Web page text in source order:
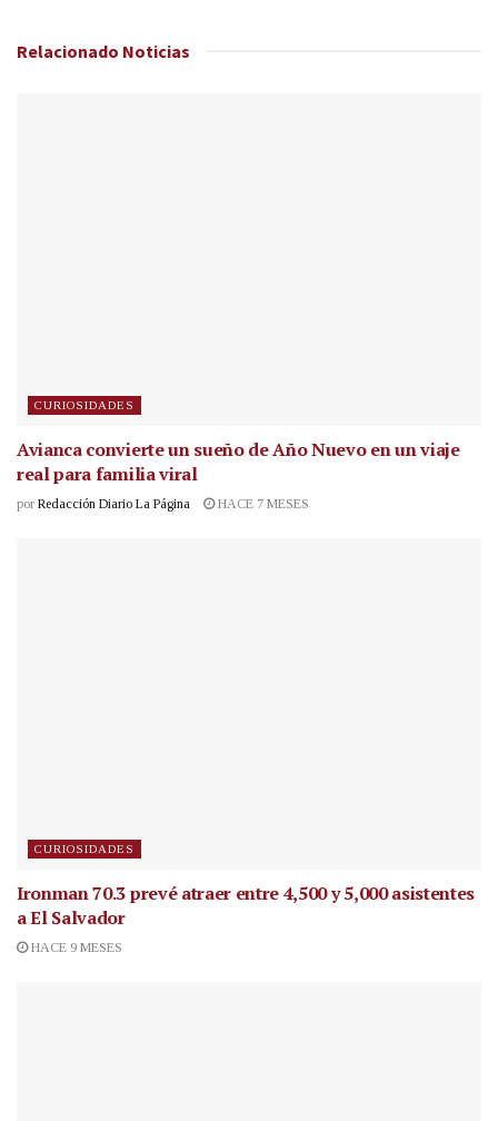
Relacionado Noticias
CURIOSIDADES
Avianca convierte un sueño de Año Nuevo en un viaje
real para familia viral
por Redacción Diario La Página HACE 7 MESES
CURIOSIDADES
Ironman 70.3 prevé atraer entre 4,500 y 5,000 asistentes
a El Salvador
HACE 9 MESES